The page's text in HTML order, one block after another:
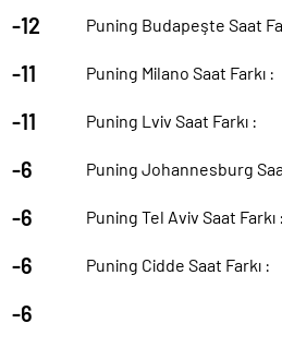
-12
-11
-11
-6
-6
-6
-6
Puning Budapeşte Saat
Puning Milano Saat Farkı :
Puning Lviv Saat Farkı :
Puning Johannesburg
Puning Tel Aviv Saat Farkı :
Puning Cidde Saat Farkı :